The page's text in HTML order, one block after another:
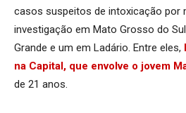
casos suspeitos de intoxicação por
investigação em Mato Grosso do
Grande e um em Ladário. Entre eles,
na Capital, que envolve o jovem
de 21 anos.